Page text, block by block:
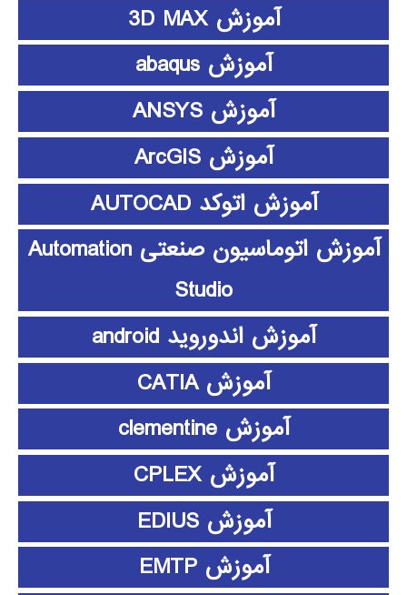
آموزش 3D MAX
آموزش abaqus
آموزش ANSYS
آموزش ArcGIS
آموزش اتوکد AUTOCAD
آموزش اتوماسیون صنعتی Automation
Studio
آموزش اندوروید android
آموزش CATIA
آموزش clementine
آموزش CPLEX
آموزش EDIUS
آموزش EMTP